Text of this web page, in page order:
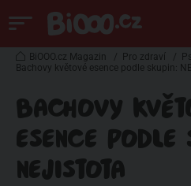
BiOOO.cz Magazin / Pro zdraví /
Bachovy květové esence podle skupin:
BACHOVY
ESENCE PODLE
NEJISTOTA